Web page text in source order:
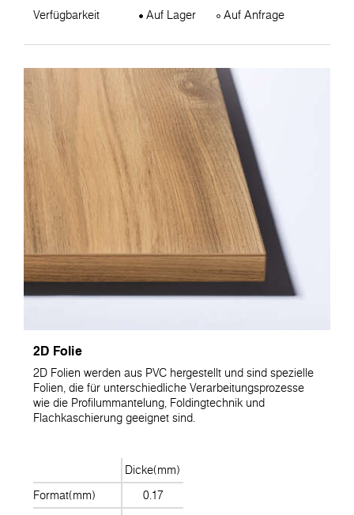
Verfügbarkeit Auf Lager Auf Anfrage
2D Folie
2D Folien werden aus PVC hergestellt und sind spezielle
Folien, die für unterschiedliche Verarbeitungsprozesse
wie die Profilummantelung, Foldingtechnik und
Flachkaschierung geeignet sind.
Dicke(mm)
Format(mm)
0.17